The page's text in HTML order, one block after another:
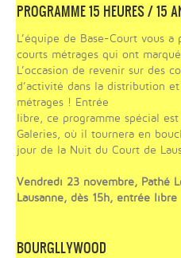
PROGRAMME 15 HEURES / 15
L’équipe de Base-Court vous
courts métrages qui ont
L’occasion de revenir sur des
d’activité dans la distribution
métrages ! Entrée
libre, ce programme spécial
Galeries, où il tournera en
jour de la Nuit du Court de
Vendredi 23 novembre, Pathé
Lausanne, dès 15h, entrée libre
BOURGLLYWOOD